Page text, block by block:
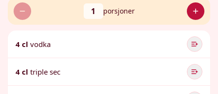
1 porsjoner
4 cl vodka
4 cl triple sec